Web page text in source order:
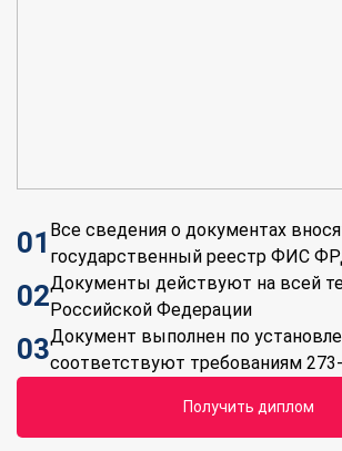
01 Все сведения о документах
государственный реестр ФИС
02Документы действуют на всей
Российской Федерации
03Документ выполнен по
соответствуют требованиям
получить диплом